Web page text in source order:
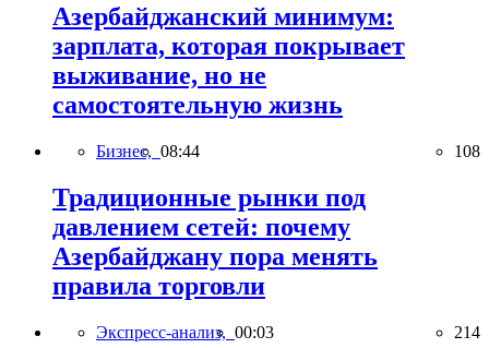
Азербайджанский минимум:
зарплата, которая покрывает
выживание, но не
самостоятельную жизнь
Бизнес, 08:44 108
Традиционные рынки под
давлением сетей: почему
Азербайджану пора менять
правила торговли
Экспресс-анализ, 00:03 214